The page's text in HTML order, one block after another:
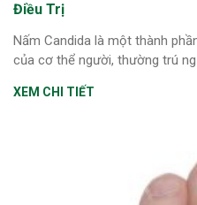
sau sinh là tình trạng viêm
phổ biến, khiến đôi bàn tay,
Điều Trị
Nấm Candida là một thành
của cơ thể người, thường trú
XEM CHI TIẾT